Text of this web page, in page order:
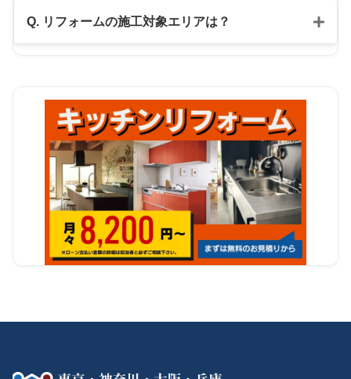
Q. リフォームの施工対象エリアは？